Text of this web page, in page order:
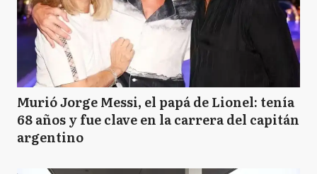
Murió Jorge Messi, el papá de Lionel: tenía
68 años y fue clave en la carrera del capitán
argentino